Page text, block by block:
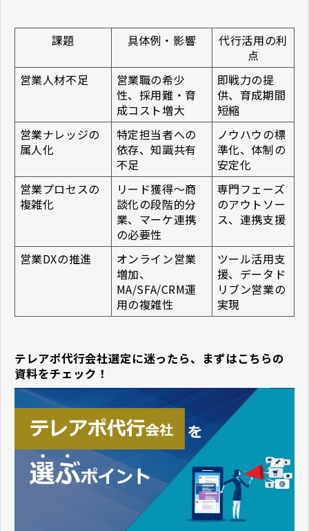
課題 具体例・影響
代行活用の利
点
営業人材不足
営業職の希少
性、採用難・育
成コスト増大
即戦力の提
供、育成期間
短縮
営業ナレッジの
属人化
特定担当者への
依存、知識共有
不足
ノウハウの標
準化、体制の
安定化
営業プロセスの
複雑化
リード獲得〜商
談化の段階的分
業、マーケ連携
の必要性
専門フェーズ
のアウトソー
ス、連携支援
営業DXの推進
オンライン営業
増加、
MA/SFA/CRM運
用の複雑性
ツール活用支
援、データド
リブン営業の
実現
テレアポ代行会社選定に迷ったら、まずはこちらの
資料をチェック！